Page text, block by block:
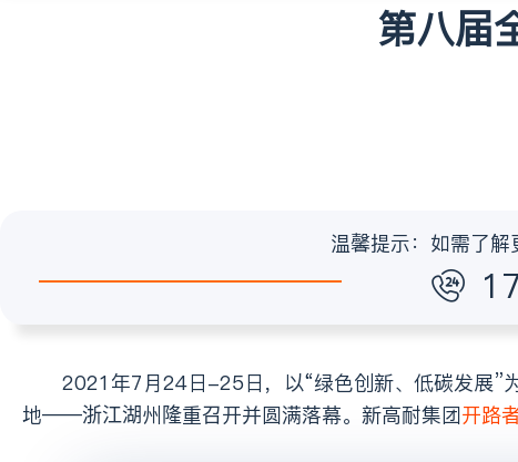
第八届
温馨提示：如需了
2021年7月24日-25日，以“绿色创新、低碳发展”为主题的第八届全国砂石骨料行业科技大会在“两山论”理念的诞生
地——浙江湖州隆重召开并圆满落幕。新高耐集团开路